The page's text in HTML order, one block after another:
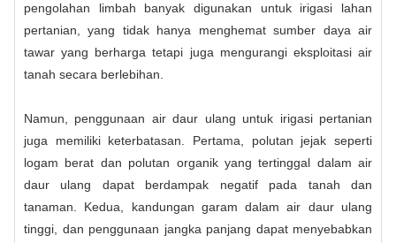
pengolahan limbah banyak digunakan untuk irigasi lahan
pertanian, yang tidak hanya menghemat sumber daya air
tawar yang berharga tetapi juga mengurangi eksploitasi air
tanah secara berlebihan.
Namun, penggunaan air daur ulang untuk irigasi pertanian
juga memiliki keterbatasan. Pertama, polutan jejak seperti
logam berat dan polutan organik yang tertinggal dalam air
daur ulang dapat berdampak negatif pada tanah dan
tanaman. Kedua, kandungan garam dalam air daur ulang
tinggi, dan penggunaan jangka panjang dapat menyebabkan